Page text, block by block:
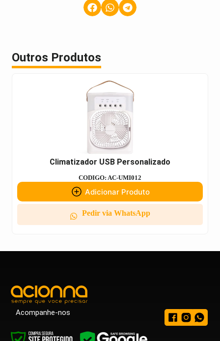
Outros Produtos
Climatizador USB Personalizado
CODIGO: AC-UMI012
Adicionar Produto
Pedir via WhatsApp
Acompanhe-nos